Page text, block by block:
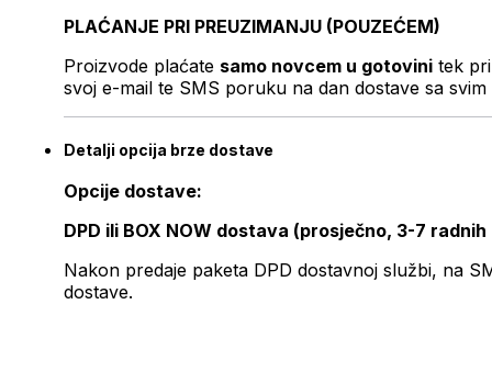
PLAĆANJE PRI PREUZIMANJU (POUZEĆEM)
Proizvode plaćate samo novcem u gotovini tek
svoj e-mail te SMS poruku na dan dostave sa svim
Detalji opcija brze dostave
Opcije dostave:
DPD ili BOX NOW dostava (prosječno, 3-7 radnih
Nakon predaje paketa DPD dostavnoj službi, na
dostave.